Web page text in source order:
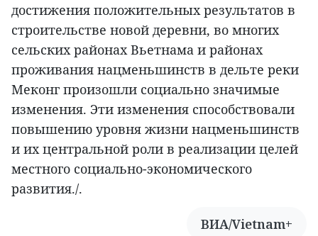
достижения положительных результатов в
строительстве новой деревни, во многих
сельских районах Вьетнама и районах
проживания нацменьшинств в дельте реки
Меконг произошли социально значимые
изменения. Эти изменения способствовали
повышению уровня жизни нацменьшинств
и их центральной роли в реализации целей
местного социально-экономического
развития./.
ВИА/Vietnam+